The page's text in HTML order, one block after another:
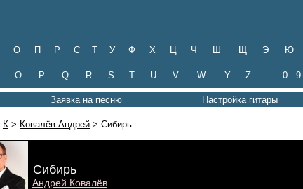
О П Р С Т У Ф Х Ц Ч Ш Щ Э Ю
O P Q R S T U V W Y Z 0...9
Заявка на песню Настройка гитары
К > Ковалёв Андрей > Сибирь
Сибирь
Андрей Ковалёв